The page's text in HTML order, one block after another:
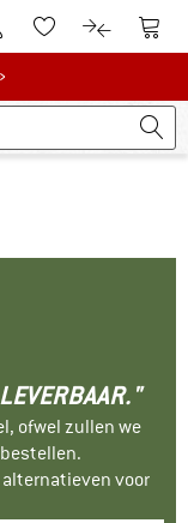
klantenaccount
Naar deNaar de
ofwel zullen we
voor